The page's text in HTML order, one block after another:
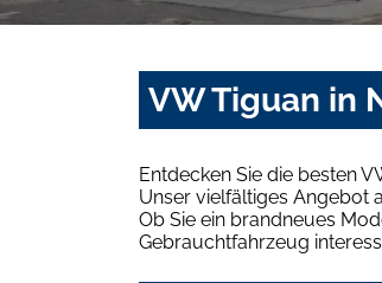
VW Tiguan in
Entdecken Sie die besten
Unser vielfältiges Angebot
Ob Sie ein brandneues
Gebrauchtfahrzeug